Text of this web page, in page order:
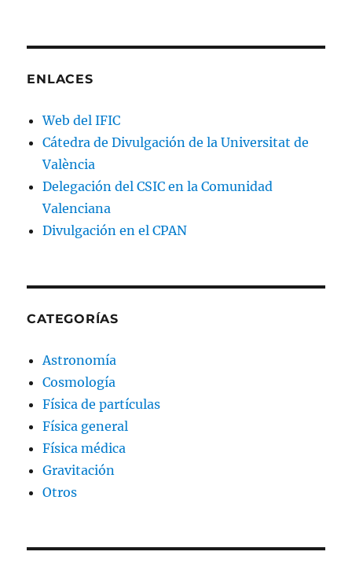
ENLACES
Web del IFIC
Cátedra de Divulgación de la Universitat de
València
Delegación del CSIC en la Comunidad
Valenciana
Divulgación en el CPAN
CATEGORÍAS
Astronomía
Cosmología
Física de partículas
Física general
Física médica
Gravitación
Otros